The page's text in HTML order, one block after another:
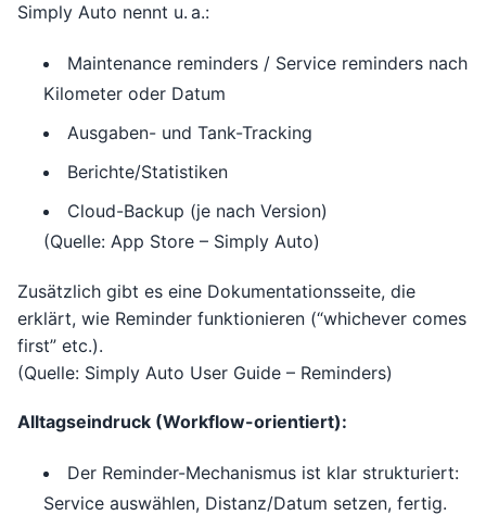
Simply Auto nennt u. a.:
Maintenance reminders / Service reminders nach
Kilometer oder Datum
Ausgaben- und Tank-Tracking
Berichte/Statistiken
Cloud-Backup (je nach Version)
(Quelle: App Store – Simply Auto)
Zusätzlich gibt es eine Dokumentationsseite, die
erklärt, wie Reminder funktionieren (“whichever comes
first” etc.).
(Quelle: Simply Auto User Guide – Reminders)
Alltagseindruck (Workflow-orientiert):
Der Reminder-Mechanismus ist klar strukturiert:
Service auswählen, Distanz/Datum setzen, fertig.